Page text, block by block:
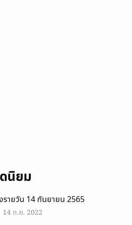
นิยม
รายวัน 14 กันยายน 2565
14 ก.ย. 2022